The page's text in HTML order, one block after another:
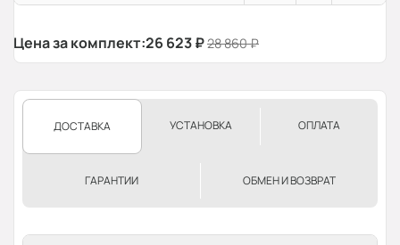
Цена за комплект:26 623₽28 860₽
ДОСТАВКА УСТАНОВКА ОПЛАТА
ГАРАНТИИ ОБМЕН И ВОЗВРАТ